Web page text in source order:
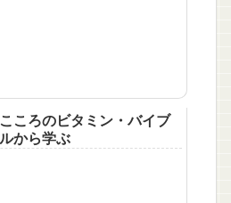
こころのビタミン・バイブ
ルから学ぶ